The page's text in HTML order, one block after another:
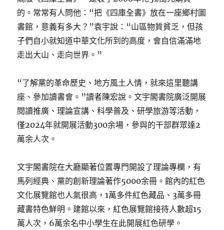
的。常常有人問他：“把《四庫全書》放在一座鄉村圖
書館，意義有多大？”袁宇說：“山區物質貧乏，但孩
子們自小就知道中華文化所到的高度，會自信滿滿地
走出大山、走向世界。”
“了解黨的革命歷史、地方風土人情，就來這里聽講
座、參加讀書會。”讀者陳宏說。文宇閣書院廣泛開展
閱讀推廣、理論宣講、科學普及、研學旅游等活動，
僅2024年就開展活動300余場，參與的干部群眾達2
萬余人次。
文宇閣書院在大廳顯著位置專門開設了理論專欄，有
馬列經典、黨的創新理論著作5000余冊。館內的紅色
文化展覽館也人氣很高，1萬多件紅色藏品、3萬多冊
藏書特色鮮明。建館以來，紅色展覽館接待人數超15
萬人次，6萬余名中小學生在此開展紅色研學。